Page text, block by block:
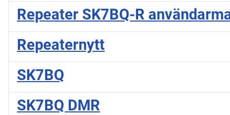
Repeater SK7BQ-R
Repeaternytt
SK7BQ
SK7BQ DMR